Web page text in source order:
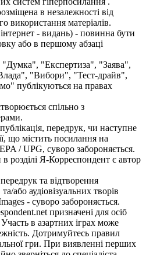
в незалежності від
використання матеріалів.
- видань) - повинна бути
або в першому абзаці
"Експертиза", "Заява",
"Вибори", "Тест-драйв",
публікуються на правах
спільно з
передрук, чи наступне
що містить посилання на
/ UPG, суворо забороняється.
розділі Я-Корреспондент є автор
та відтворення
або аудіовізуальних творів
- суворо забороняється.
призначені для осіб
в азартних іграх може
Дотримуйтесь правил
гри. При виявленні перших